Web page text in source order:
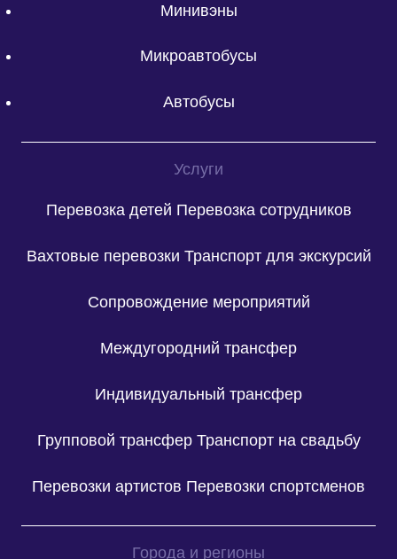
Минивэны
Микроавтобусы
Автобусы
Услуги
Перевозка детей Перевозка сотрудников
Вахтовые перевозки Транспорт для экскурсий
Сопровождение мероприятий
Междугородний трансфер
Индивидуальный трансфер
Групповой трансфер Транспорт на свадьбу
Перевозки артистов Перевозки спортсменов
Города и регионы